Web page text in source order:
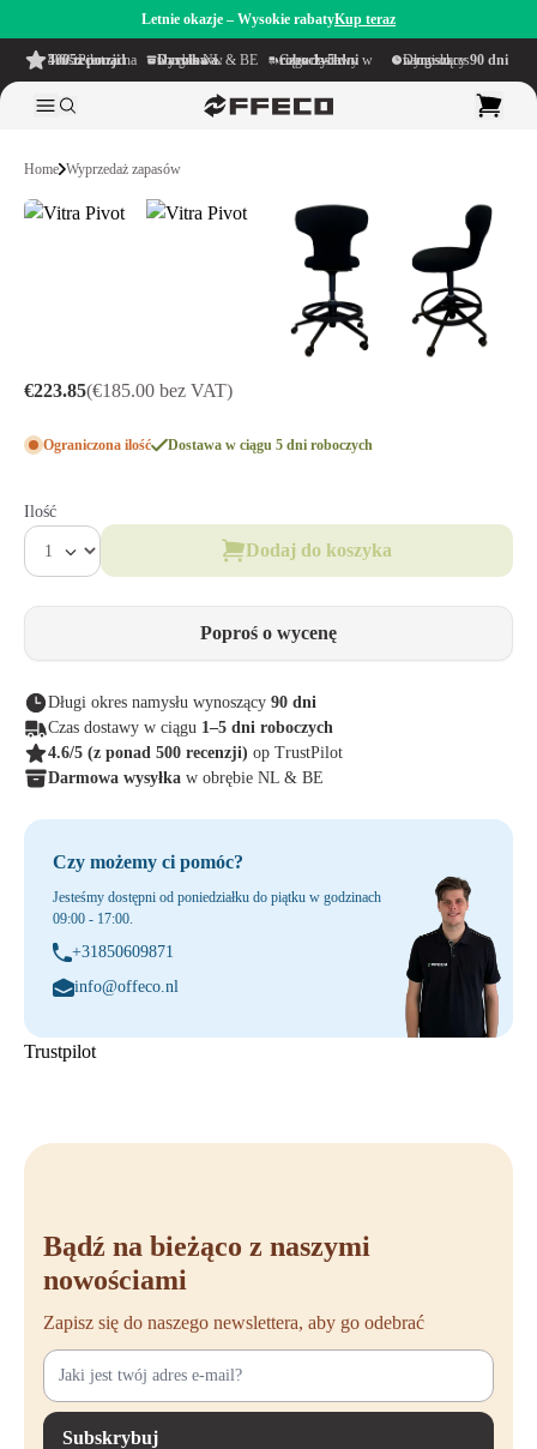
Letnie okazje – Wysokie rabatyKup teraz
4.6/5
z ponad 500 recenzji
na TrustPilot Darmowa wysyłka
w obrębie NL & BE Czas dostawy w ciągu
1–5 dni roboczych Długi okres namysłu wynoszący90 dni
Home Wyprzedaż zapasów
€223.85(€185.00 bez VAT)
Ograniczona ilość Dostawa w ciągu 5 dni roboczych
Ilość
Dodaj do koszyka
Poproś o wycenę
Długi okres namysłu wynoszący 90 dni
Czas dostawy w ciągu 1–5 dni roboczych
4.6/5 (z ponad 500 recenzji) op TrustPilot
Darmowa wysyłka w obrębie NL & BE
Czy możemy ci pomóc?
Jesteśmy dostępni od poniedziałku do piątku w godzinach
09:00 - 17:00.
+31850609871
info@offeco.nl
Trustpilot
Bądź na bieżąco z naszymi
nowościami
Zapisz się do naszego newslettera, aby go odebrać
Subskrybuj